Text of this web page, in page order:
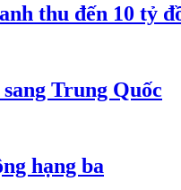
thu đến 10 tỷ
Trung Quốc
hạng ba